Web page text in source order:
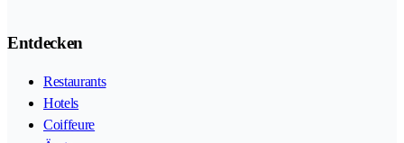
Entdecken
Restaurants
Hotels
Coiffeure